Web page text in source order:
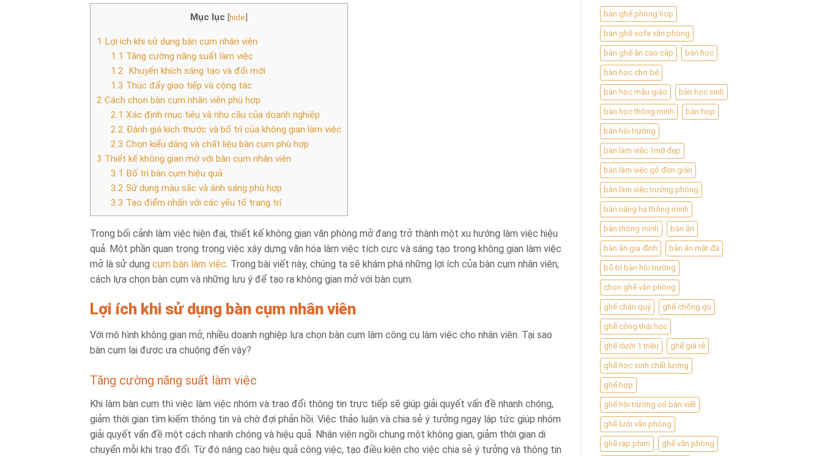
Mục lục [hide]
1 Lợi ích khi sử dụng bàn cụm nhân viên
1.1 Tăng cường năng suất làm việc
1.2 Khuyến khích sáng tạo và đổi mới
1.3 Thúc đẩy giao tiếp và cộng tác
2 Cách chọn bàn cụm nhân viên phù hợp
2.1 Xác định mục tiêu và nhu cầu của doanh nghiệp
2.2 Đánh giá kích thước và bố trí của không gian làm việc
2.3 Chọn kiểu dáng và chất liệu bàn cụm phù hợp
3 Thiết kế không gian mở với bàn cụm nhân viên
3.1 Bố trí bàn cụm hiệu quả
3.2 Sử dụng màu sắc và ánh sáng phù hợp
3.3 Tạo điểm nhấn với các yếu tố trang trí
Trong bối cảnh làm việc hiện đại, thiết kế không gian văn phòng mở đang trở thành một xu hướng làm việc hiệu
quả. Một phần quan trọng trong việc xây dựng văn hóa làm việc tích cực và sáng tạo trong không gian làm việc
mở là sử dụng cụm bàn làm việc . Trong bài viết này, chúng ta sẽ khám phá những lợi ích của bàn cụm nhân viên,
cách lựa chọn bàn cụm và những lưu ý để tạo ra không gian mở với bàn cụm.
Lợi ích khi sử dụng bàn cụm nhân viên
Với mô hình không gian mở, nhiều doanh nghiệp lựa chọn bàn cụm làm công cụ làm việc cho nhân viên. Tại sao
bàn cụm lại được ưa chuộng đến vậy?
Tăng cường năng suất làm việc
Khi làm bàn cụm thì việc làm việc nhóm và trao đổi thông tin trực tiếp sẽ giúp giải quyết vấn đề nhanh chóng,
giảm thời gian tìm kiếm thông tin và chờ đợi phản hồi. Việc thảo luận và chia sẻ ý tưởng ngay lập tức giúp nhóm
giải quyết vấn đề một cách nhanh chóng và hiệu quả. Nhân viên ngồi chung một không gian, giảm thời gian di
chuyển mỗi khi trao đổi. Từ đó nâng cao hiệu quả công việc, tạo điều kiện cho việc chia sẻ ý tưởng và thông tin
bàn ghế phòng họp
bàn ghế sofa văn phòng
bàn ghế ăn cao cấp bàn học
bàn học cho bé
bàn học mẫu giáo bàn học sinh
bàn học thông minh bàn họp
bàn hội trường
bàn làm việc 1m8 đẹp
bàn làm việc gỗ đơn giản
bàn làm việc trưởng phòng
bàn nâng hạ thông minh
bàn thông minh bàn ăn
bàn ăn gia đình bàn ăn mặt đá
bố trí bàn hội trường
chọn ghế văn phòng
ghế chân quỳ ghế chống gù
ghế công thái học
ghế dưới 1 triệu ghế giá rẻ
ghế học sinh chất lượng
ghế họp
ghế hội trường có bàn viết
ghế lưới văn phòng
ghế rạp phim ghế văn phòng